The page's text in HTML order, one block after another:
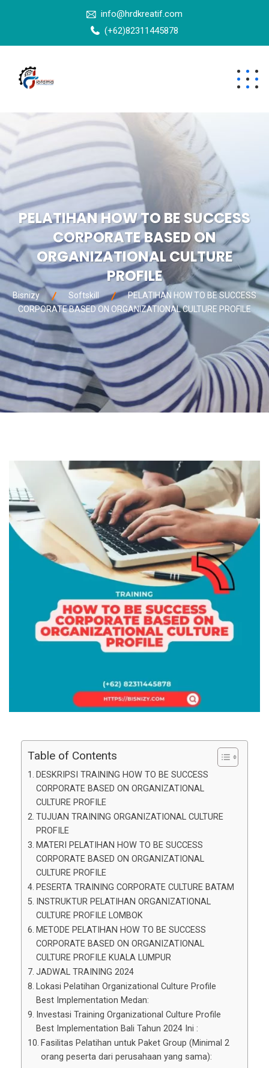
info@hrdkreatif.com
(+62)82311445878
PELATIHAN HOW TO BE SUCCESS
CORPORATE BASED ON
ORGANIZATIONAL CULTURE
PROFILE
Bisnizy Softskill
PELATIHAN HOW TO BE SUCCESS
CORPORATE BASED ON ORGANIZATIONAL CULTURE PROFILE
Table of Contents
DESKRIPSI TRAINING HOW TO BE SUCCESS
CORPORATE BASED ON ORGANIZATIONAL
CULTURE PROFILE
TUJUAN TRAINING ORGANIZATIONAL CULTURE
PROFILE
MATERI PELATIHAN HOW TO BE SUCCESS
CORPORATE BASED ON ORGANIZATIONAL
CULTURE PROFILE
PESERTA TRAINING CORPORATE CULTURE BATAM
INSTRUKTUR PELATIHAN ORGANIZATIONAL
CULTURE PROFILE LOMBOK
METODE PELATIHAN HOW TO BE SUCCESS
CORPORATE BASED ON ORGANIZATIONAL
CULTURE PROFILE KUALA LUMPUR
JADWAL TRAINING 2024
Lokasi Pelatihan Organizational Culture Profile
Best Implementation Medan:
Investasi Training Organizational Culture Profile
Best Implementation Bali Tahun 2024 Ini :
Fasilitas Pelatihan untuk Paket Group (Minimal 2
orang peserta dari perusahaan yang sama):